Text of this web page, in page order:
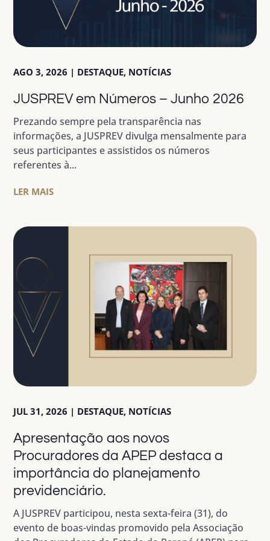
JUSPREV em Números – Junho 2026
AGO 3, 2026 | DESTAQUE, NOTÍCIAS
Prezando sempre pela transparência nas
informações, a JUSPREV divulga mensalmente para
seus participantes e assistidos os números
referentes à...
LER MAIS
Apresentação aos novos
Procuradores da APEP destaca a
importância do planejamento
previdenciário.
JUL 31, 2026 | DESTAQUE, NOTÍCIAS
A JUSPREV participou, nesta sexta-feira (31), do
evento de boas-vindas promovido pela Associação